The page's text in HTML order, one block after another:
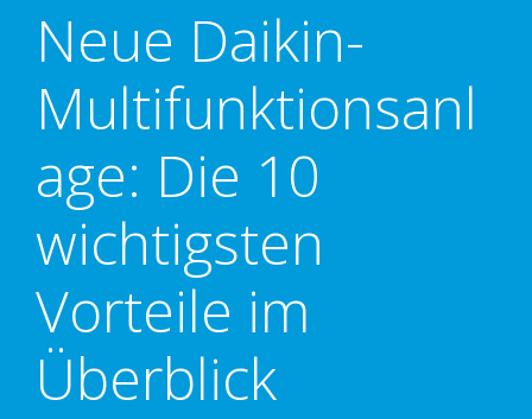
Neue Daikin-
Multifunktionsanl
age: Die 10
wichtigsten
Vorteile im
Überblick